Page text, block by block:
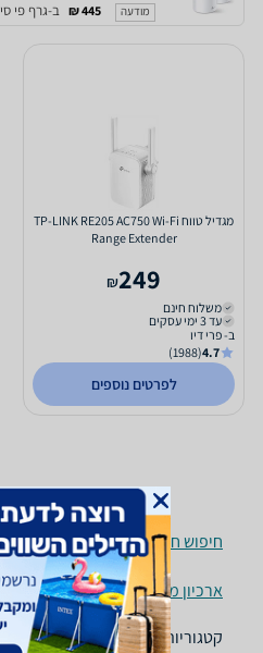
מודעה 445 ₪ ב-גרף פי סי
מגדיל טווח TP-LINK RE205 AC750 Wi-Fi
Range Extender
249
₪
משלוח חינם
עד 3 ימי עסקים
ב- פרי דיו
4.7
(1988)
לפרטים נוספים
חיפוש חנויות מגדילי טווח / Access Points לפי עיר
ארכיון מוצרים
קטגוריות משלימות